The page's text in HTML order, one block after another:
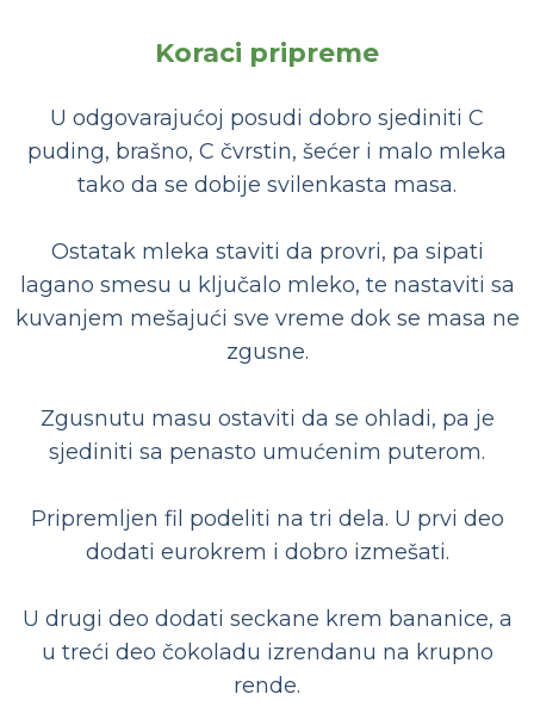
Koraci pripreme
U odgovarajućoj posudi dobro sjediniti C
puding, brašno, C čvrstin, šećer i malo mleka
tako da se dobije svilenkasta masa.
Ostatak mleka staviti da provri, pa sipati
lagano smesu u ključalo mleko, te nastaviti sa
kuvanjem mešajući sve vreme dok se masa ne
zgusne.
Zgusnutu masu ostaviti da se ohladi, pa je
sjediniti sa penasto umućenim puterom.
Pripremljen fil podeliti na tri dela. U prvi deo
dodati eurokrem i dobro izmešati.
U drugi deo dodati seckane krem bananice, a
u treći deo čokoladu izrendanu na krupno
rende.